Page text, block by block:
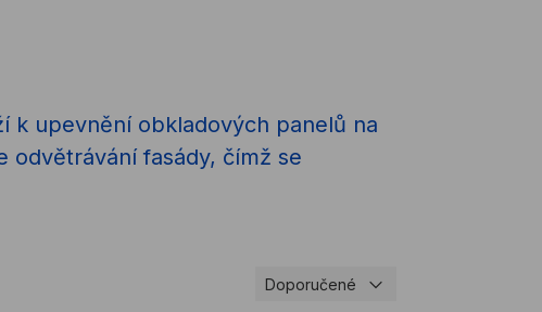
k upevnění obkladových panelů na
odvětrávání fasády, čímž se
Doporučené